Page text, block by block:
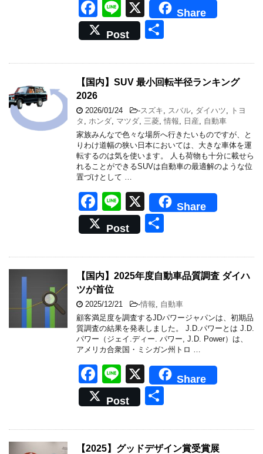
F
a
c
e
b
o
o
k
Li
n
e
X
Share
Post
【国内】SUV 最小回転半径ランキング
2026
2026/01/24 -スズキ スバル ダイハツ
トヨ
タ
ホンダ マツダ 三菱 情報 日産
自動車
家族みんなで色々な場所へ行きたいものですが、と
りわけ道幅の狭い日本においては、大きな車体を運
転するのは気を使います。 人も荷物も十分に載せら
れることができるSUVは自動車の最適解のような位
置づけとして …
F
a
c
e
b
o
o
k
Li
n
e
X
Share
Post
【国内】2025年度自動車品質調査 ダイハ
ツが首位
2025/12/21 -情報
自動車
顧客満足度を調査するJDパワージャパンは、初期品
質調査の結果を発表しました。 J.D.パワーとは J.D.
パワー（ジェイ.ディー. パワー, J.D. Power）は、
アメリカ合衆国・ミシガン州トロ …
F
a
c
e
b
Li
n
e
X
Share
Post
【2025】グッドデザイン賞受賞展